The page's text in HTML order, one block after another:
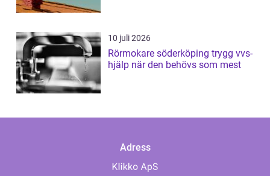
10 juli 2026
Rörmokare söderköping trygg vvs-
hjälp när den behövs som mest
Adress